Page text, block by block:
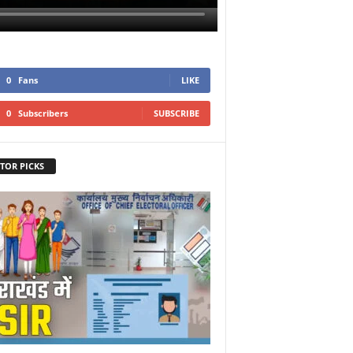
0 Fans LIKE
0 Subscribers SUBSCRIBE
PICKS